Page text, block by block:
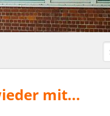
mit...